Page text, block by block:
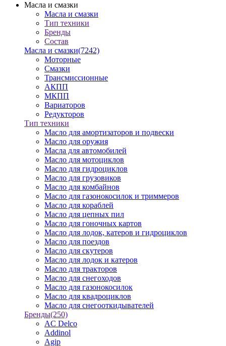
Масла и смазки
Масла и смазки
Тип техники
Бренды
Состав
Масла и смазки(7242)
Моторные
Смазки
Трансмиссионные
АКПП
МКПП
Вариаторов
Редукторов
Тип техники
Масло для амортизаторов и подвески
Масло для оружия
Масла для автомобилей
Масло для мотоциклов
Масло для гидроциклов
Масло для грузовиков
Масло для комбайнов
Масло для газонокосилок и триммеров
Масло для кораблей
Масло для цепных пил
Масло для гоночных картов
Масло для лодок, катеров и гидроциклов
Масло для поездов
Масло для скутеров
Масло для лодок и катеров
Масло для тракторов
Масло для снегоходов
Масло для газонокосилок
Масло для квадроциклов
Масло для снегооткидывателей
Бренды(250)
AC Delco
Addinol
Agip